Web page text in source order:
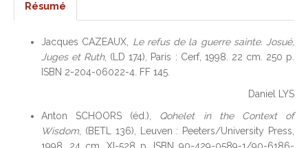
Résumé
Jacques CAZEAUX, Le refus de la guerre sainte. Josué,
Juges et Ruth, (LD 174), Paris : Cerf, 1998. 22 cm. 250 p.
ISBN 2-204-06022-4. FF 145.
Daniel LYS
Anton SCHOORS (éd.), Qohelet in the Context of
Wisdom , (BETL 136), Leuven : Peeters/University Press,